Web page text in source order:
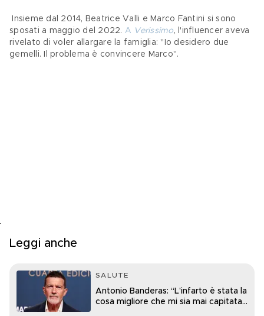
sposati a maggio del 2022. A Verissimo, l'influencer aveva
rivelato di voler allargare la famiglia: "Io desidero due
gemelli. Il problema è convincere Marco".
Leggi anche
SALUTE
Antonio Banderas: “L’infarto è stata la
cosa migliore che mi sia mai capitata